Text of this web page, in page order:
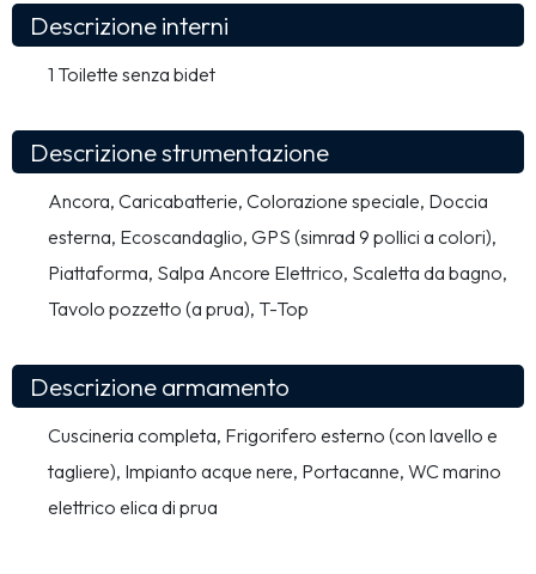
Descrizione interni
1 Toilette senza bidet
Descrizione strumentazione
Ancora, Caricabatterie, Colorazione speciale, Doccia
esterna, Ecoscandaglio, GPS (simrad 9 pollici a colori),
Piattaforma, Salpa Ancore Elettrico, Scaletta da bagno,
Tavolo pozzetto (a prua), T-Top
Descrizione armamento
Cuscineria completa, Frigorifero esterno (con lavello e
tagliere), Impianto acque nere, Portacanne, WC marino
elettrico elica di prua